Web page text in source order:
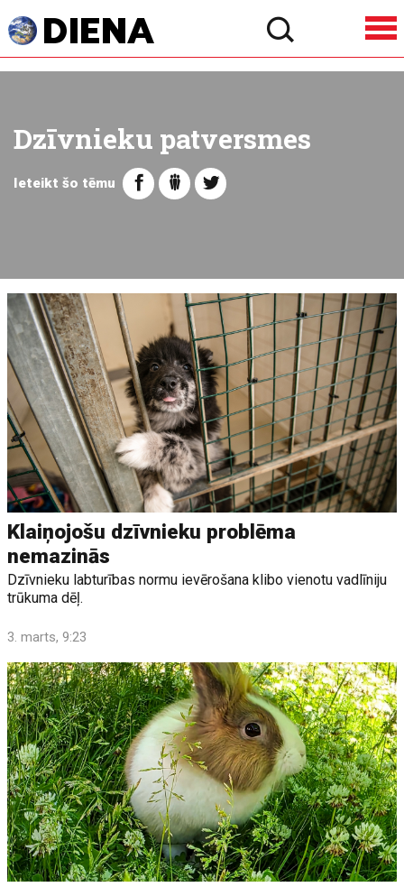
Dzīvnieku patversmes
Ieteikt šo tēmu
Klaiņojošu dzīvnieku problēma
nemazinās
Dzīvnieku labturības normu ievērošana klibo vienotu vadlīniju
trūkuma dēļ.
3. marts, 9:23